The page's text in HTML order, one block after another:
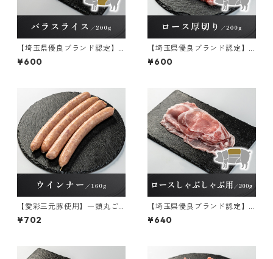
【埼玉県優良ブランド認定】
彩の国愛彩三元豚 バラスラ
イス 冷凍 200g×1パック
¥600
【埼玉県優良ブランド認定】
彩の国愛彩三元豚 ロース厚
切り【冷凍】 200g×1パック
¥600
【愛彩三元豚使用】一頭丸ご
と 粗挽きウインナー 冷
凍 160g×1パック
¥702
【埼玉県優良ブランド認定】
彩の国愛彩三元豚 ロースし
ゃぶしゃぶ用【冷凍】 200g×
¥640